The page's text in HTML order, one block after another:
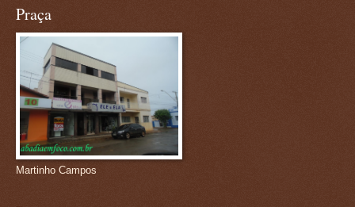
Praça
Martinho Campos